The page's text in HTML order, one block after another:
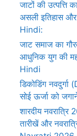
जाटों की उत्पत्ति
असली इतिहास
Hindi:
जाट समाज का
आधुनिक युग की
Hindi
डिकोडिंग
सोई ऊर्जा को
शारदीय नवरात्रि
तारीखें और